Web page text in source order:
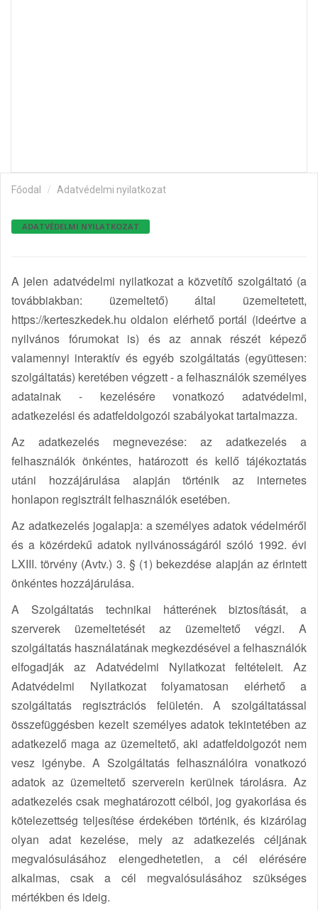
Főodal Adatvédelmi nyilatkozat
ADATVÉDELMI NYILATKOZAT
A jelen adatvédelmi nyilatkozat a közvetítő szolgáltató (a
továbbiakban: üzemeltető) által üzemeltetett,
https://kerteszkedek.hu oldalon elérhető portál (ideértve a
nyilvános fórumokat is) és az annak részét képező
valamennyi interaktív és egyéb szolgáltatás (együttesen:
szolgáltatás) keretében végzett - a felhasználók személyes
adatainak - kezelésére vonatkozó adatvédelmi,
adatkezelési és adatfeldolgozói szabályokat tartalmazza.
Az adatkezelés megnevezése: az adatkezelés a
felhasználók önkéntes, határozott és kellő tájékoztatás
utáni hozzájárulása alapján történik az internetes
honlapon regisztrált felhasználók esetében.
Az adatkezelés jogalapja: a személyes adatok védelméről
és a közérdekű adatok nyilvánosságáról szóló 1992. évi
LXIII. törvény (Avtv.) 3. § (1) bekezdése alapján az érintett
önkéntes hozzájárulása.
A Szolgáltatás technikai hátterének biztosítását, a
szerverek üzemeltetését az üzemeltető végzi. A
szolgáltatás használatának megkezdésével a felhasználók
elfogadják az Adatvédelmi Nyilatkozat feltételeit. Az
Adatvédelmi Nyilatkozat folyamatosan elérhető a
szolgáltatás regisztrációs felületén. A szolgáltatással
összefüggésben kezelt személyes adatok tekintetében az
adatkezelő maga az üzemeltető, aki adatfeldolgozót nem
vesz igénybe. A Szolgáltatás felhasználóira vonatkozó
adatok az üzemeltető szerverein kerülnek tárolásra. Az
adatkezelés csak meghatározott célból, jog gyakorlása és
kötelezettség teljesítése érdekében történik, és kizárólag
olyan adat kezelése, mely az adatkezelés céljának
megvalósulásához elengedhetetlen, a cél elérésére
alkalmas, csak a cél megvalósulásához szükséges
mértékben és ideig.